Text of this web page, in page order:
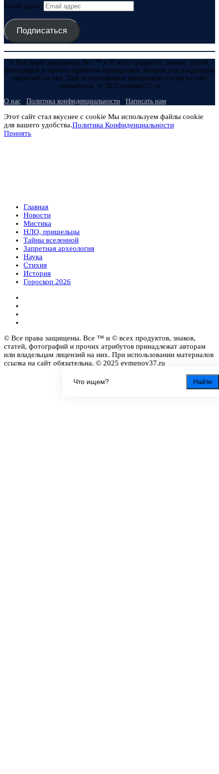
Найти
Email адрес
Подписаться
© Все права защищены. Все ™ и © всех продуктов, знаков, статей,
фотографий и прочих атрибутов принадлежат авторам или владельцам
лицензий на них. При использовании материалов ссылка на сайт
обязательна. © 2025 evmenov37.ru
О нас Политика конфиденциальности Написать нам
Этот сайт стал вкуснее с cookie Мы используем файлы cookie
для вашего удобства.Политика Конфиденциальности
Принять
Главная
Новости
Мистика
НЛО, пришельцы
Тайны вселенной
Запретная археология
Наука
Стихия
История
Гороскоп 2026
© Все права защищены. Все ™ и © всех продуктов, знаков,
статей, фотографий и прочих атрибутов принадлежат авторам
или владельцам лицензий на них. При использовании материалов
ссылка на сайт обязательна. © 2025 evmenov37.ru